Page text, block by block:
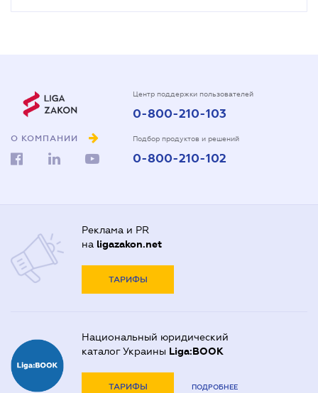
О КОМПАНИИ
Центр поддержки пользователей
0-800-210-103
Подбор продуктов и решений
0-800-210-102
Реклама и PR
на ligazakon.net
ТАРИФЫ
Национальный юридический
каталог Украины Liga:BOOK
ТАРИФЫ ПОДРОБНЕЕ